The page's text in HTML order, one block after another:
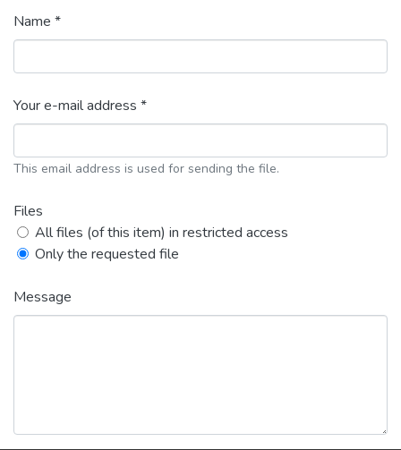
Name *
Your e-mail address *
This email address is used for sending the file.
Files
All files (of this item) in restricted access
Only the requested file
Message